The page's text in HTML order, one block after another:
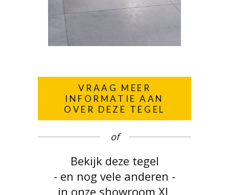
VRAAG MEER
INFORMATIE AAN
OVER DEZE TEGEL
of
Bekijk deze tegel
- en nog vele anderen -
in onze showroom XL